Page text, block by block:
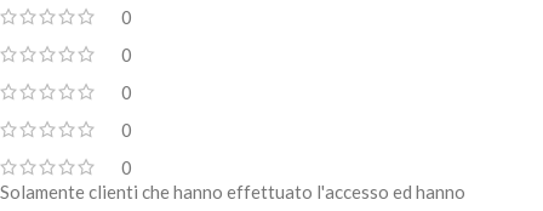
0
0
0
0
0
Solamente clienti che hanno effettuato l'accesso ed hanno